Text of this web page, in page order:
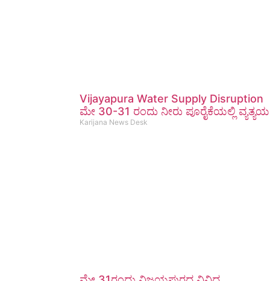
Vijayapura Water Supply Disruption
ಮೇ 30-31 ರಂದು ನೀರು ಪೂರೈಕೆಯಲ್ಲಿ ವ್ಯತ್ಯಯ
Karijana News Desk